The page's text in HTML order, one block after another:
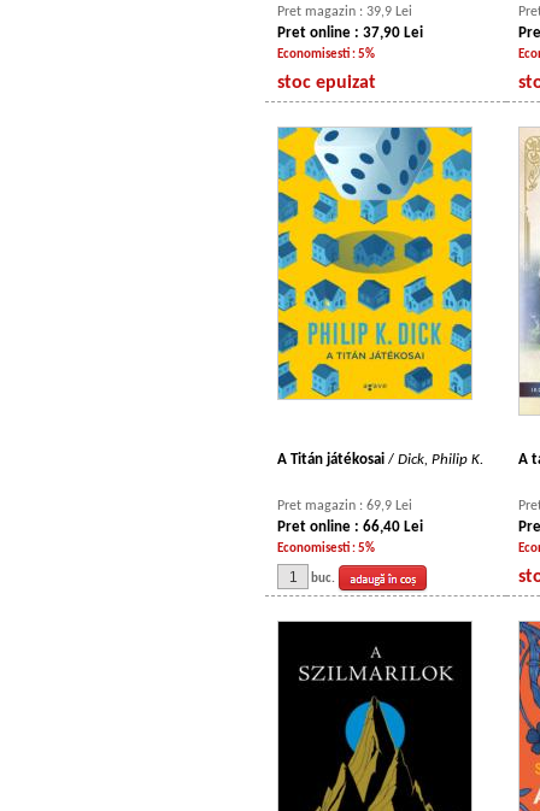
Pret magazin : 39,9 Lei
Pret online : 37,90 Lei
Economisesti : 5%
stoc epuizat
A Titán játékosai / Dick, Philip K. A
Pret magazin : 69,9 Lei
Pret online : 66,40 Lei
Economisesti : 5%
buc.